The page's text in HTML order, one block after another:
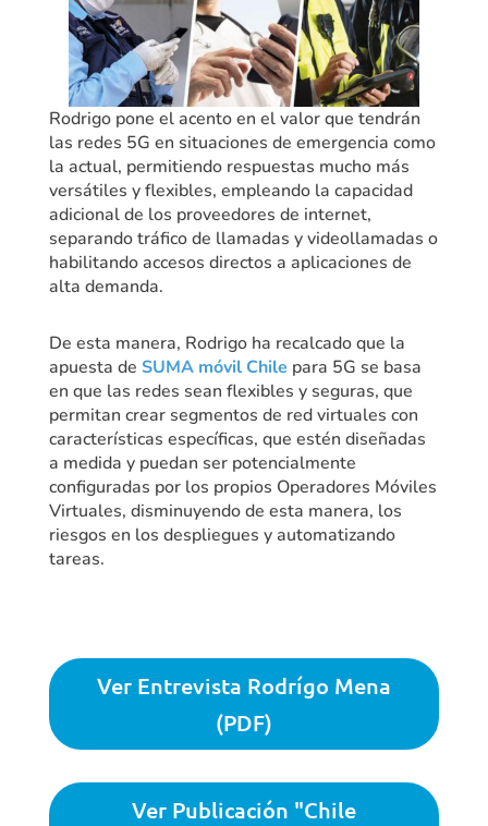
Rodrigo pone el acento en el valor que tendrán
las redes 5G en situaciones de emergencia como
la actual, permitiendo respuestas mucho más
versátiles y flexibles, empleando la capacidad
adicional de los proveedores de internet,
separando tráfico de llamadas y videollamadas o
habilitando accesos directos a aplicaciones de
alta demanda.
De esta manera, Rodrigo ha recalcado que la
apuesta de SUMA móvil Chile para 5G se basa
en que las redes sean flexibles y seguras, que
permitan crear segmentos de red virtuales con
características específicas, que estén diseñadas
a medida y puedan ser potencialmente
configuradas por los propios Operadores Móviles
Virtuales, disminuyendo de esta manera, los
riesgos en los despliegues y automatizando
tareas.
Ver Entrevista Rodrígo Mena
(PDF)
Ver Publicación "Chile